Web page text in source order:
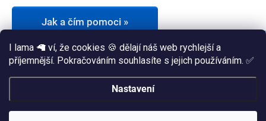
I lama 🦙 ví, že cookies 🍪 dělají náš web rychlejší a
příjemnější. Pokračováním souhlasíte s jejich používáním. ✅
Nastavení
Jak a čím pomoci »